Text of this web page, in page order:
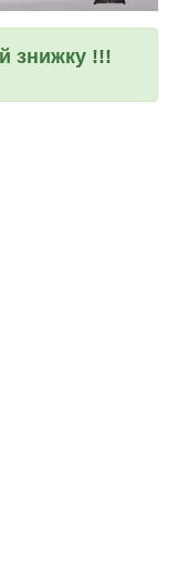
знижку !!!